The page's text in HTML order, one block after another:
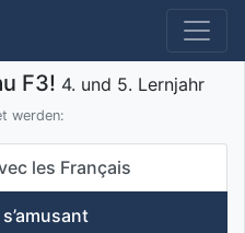
F3! 4. und 5. Lernjahr
werden:
les Français